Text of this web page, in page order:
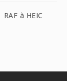
RAF à HEIC